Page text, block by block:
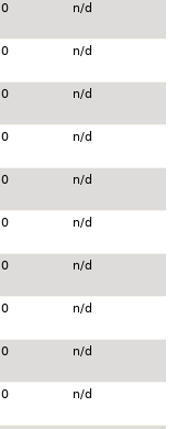
0 n/d
0 n/d
0 n/d
0 n/d
0 n/d
0 n/d
0 n/d
0 n/d
0 n/d
0 n/d